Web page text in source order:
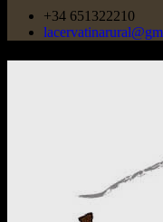
+34 651322210